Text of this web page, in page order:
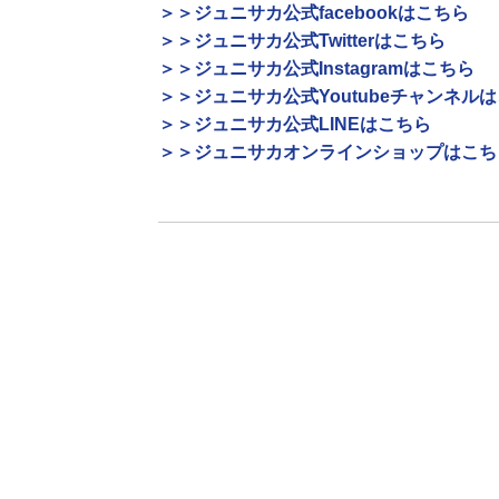
＞＞ジュニサカ公式facebookはこちら
＞＞ジュニサカ公式Twitterはこちら
＞＞ジュニサカ公式Instagramはこちら
＞＞ジュニサカ公式Youtubeチャンネルは
＞＞ジュニサカ公式LINEはこちら
＞＞ジュニサカオンラインショップはこち